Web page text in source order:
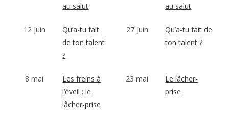
au salut
au salut
12 juin
Qu’a-tu fait
de ton talent
?
27 juin
Qu’a-tu fait de
ton talent ?
8 mai
Les freins à
l’éveil : le
lâcher-prise
23 mai
Le lâcher-
prise